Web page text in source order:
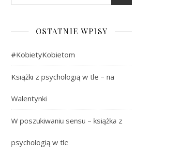
OSTATNIE WPISY
#KobietyKobietom
Książki z psychologią w tle – na
Walentynki
W poszukiwaniu sensu – książka z
psychologią w tle